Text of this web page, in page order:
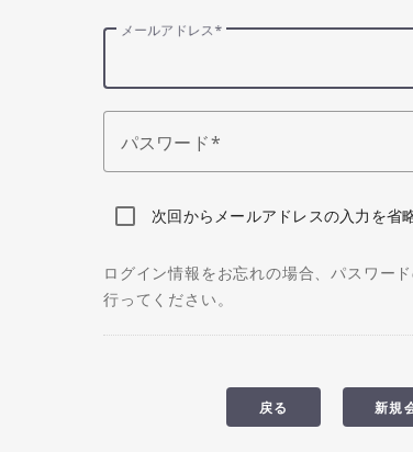
メールアドレス
パスワード
次回からメールアドレスの入力を省
ログイン情報をお忘れの場合、パスワー
行ってください。
新規
戻る